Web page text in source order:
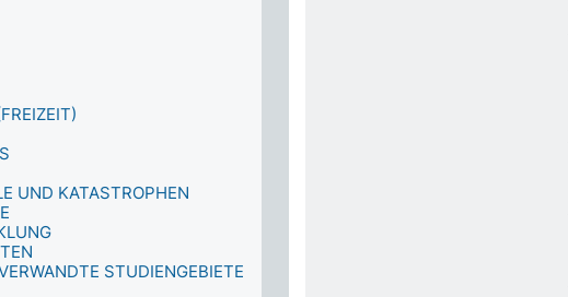
UND KATASTROPHEN
STUDIENGEBIETE